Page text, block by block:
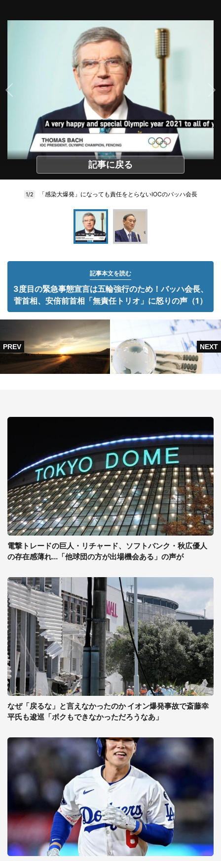
記事に戻る
1/2 「感染大爆発」になっても責任をとらないIOCのバッハ会長
記事本文を読む
3度目の緊急事態宣言は五輪強行のため！バッハ会長、
菅首相、安倍前首相「無責任トリオ」に怒りの声（1）
電撃トレードの巨人・リチャード、ソフトバンク・秋広優人
の存在感薄れ...「他球団の方が出場機会ある」の声が
なぜ「戻るな」と言えなかったのか イオン爆発事故で斎藤幸
平氏も逡巡「ボクもできなかっただろうなあ」